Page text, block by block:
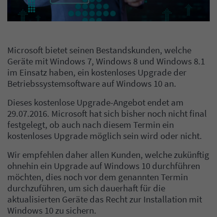
Microsoft bietet seinen Bestandskunden, welche
Geräte mit Windows 7, Windows 8 und Windows 8.1
im Einsatz haben, ein kostenloses Upgrade der
Betriebssystemsoftware auf Windows 10 an.
Dieses kostenlose Upgrade-Angebot endet am
29.07.2016. Microsoft hat sich bisher noch nicht final
festgelegt, ob auch nach diesem Termin ein
kostenloses Upgrade möglich sein wird oder nicht.
Wir empfehlen daher allen Kunden, welche zukünftig
ohnehin ein Upgrade auf Windows 10 durchführen
möchten, dies noch vor dem genannten Termin
durchzuführen, um sich dauerhaft für die
aktualisierten Geräte das Recht zur Installation mit
Windows 10 zu sichern.